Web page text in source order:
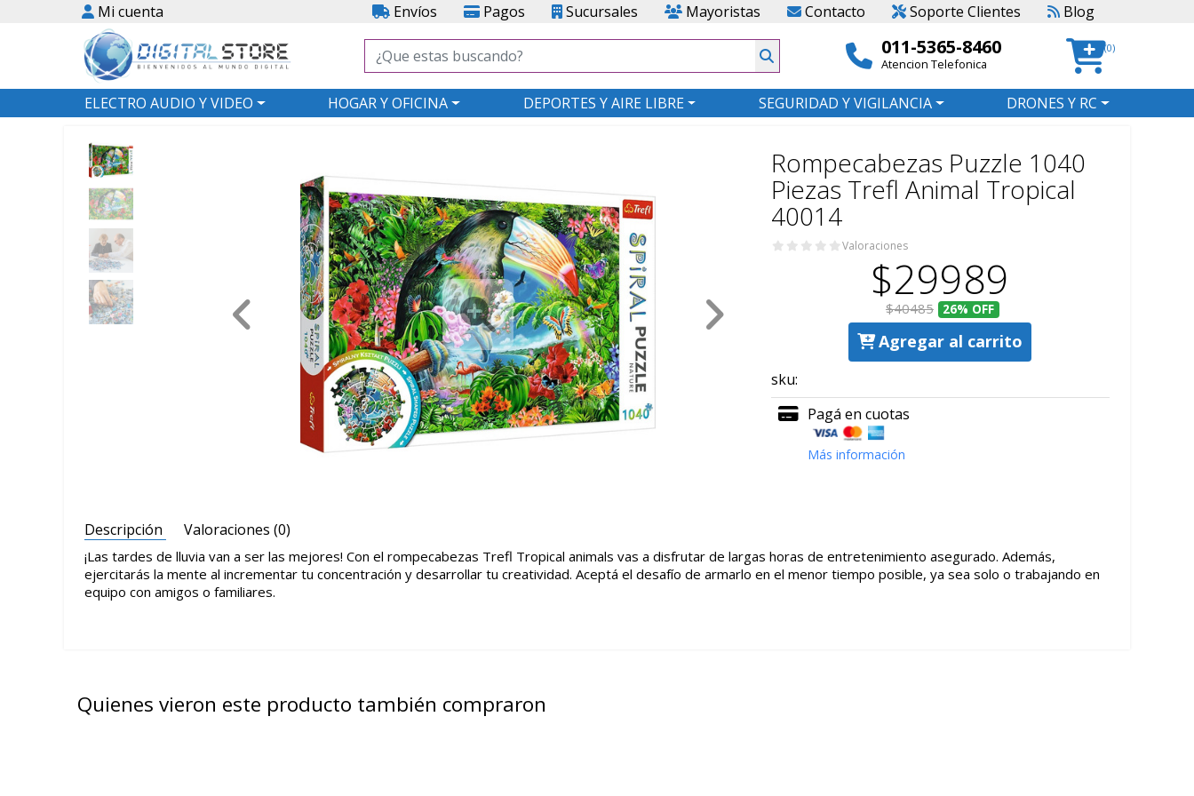
Mi cuenta Envíos Pagos Sucursales Mayoristas Contacto Soporte Clientes Blog
011-5365-8460
Atencion Telefonica
(0)
ELECTRO AUDIO Y VIDEO HOGAR Y OFICINA DEPORTES Y AIRE LIBRE SEGURIDAD Y VIGILANCIA DRONES Y RC
Rompecabezas Puzzle 1040
Piezas Trefl Animal Tropical
40014
Valoraciones
$29989
$40485 26% OFF
Agregar al carrito
sku:
Pagá en cuotas
Más información
Descripción Valoraciones (0)
¡Las tardes de lluvia van a ser las mejores! Con el rompecabezas Trefl Tropical animals vas a disfrutar de largas horas de entretenimiento asegurado. Además,
ejercitarás la mente al incrementar tu concentración y desarrollar tu creatividad. Aceptá el desafío de armarlo en el menor tiempo posible, ya sea solo o trabajando en
equipo con amigos o familiares.
Quienes vieron este producto también compraron